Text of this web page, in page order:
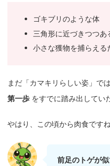
ゴキブリのような体
三角形に近づきつつあ
小さな獲物を捕らえる
まだ「カマキリらしい姿」で
第一歩 をすでに踏み出してい
やはり、この頃から肉食ですね
前足のトゲが似